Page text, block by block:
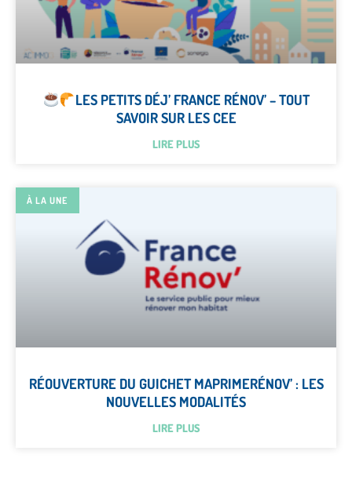
LES PETITS DÉJ’ FRANCE RÉNOV’ – TOUT
SAVOIR SUR LES CEE
LIRE PLUS
À LA UNE
RÉOUVERTURE DU GUICHET MAPRIMERÉNOV’ : LES
NOUVELLES MODALITÉS
LIRE PLUS